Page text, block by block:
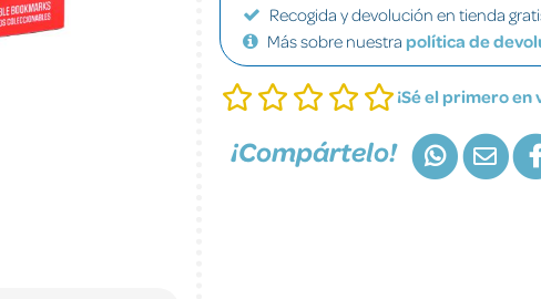
Recogida y devolución en tienda
Más sobre nuestra política de
¡Sé el primero
¡Compártelo!